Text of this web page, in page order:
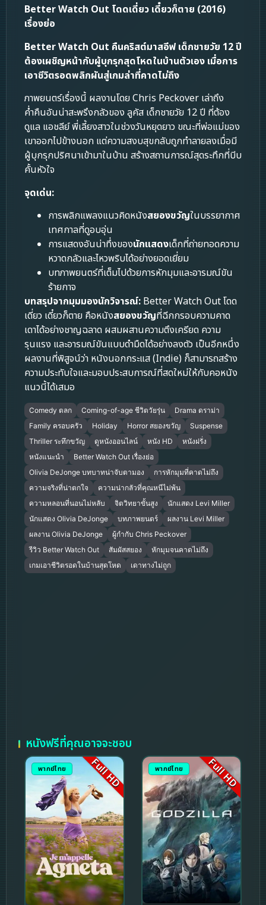
Better Watch Out โดดเดี่ยว เดี๋ยวก็ตาย (2016)
เรื่องย่อ
Better Watch Out คืนคริสต์มาสอีฟ เด็กชายวัย 12 ปี
ต้องเผชิญหน้ากับผู้บุกรุกสุดโหดในบ้านตัวเอง เมื่อการ
เอาชีวิตรอดพลิกผันสู่เกมล่าที่คาดไม่ถึง
ภาพยนตร์เรื่องนี้ ผลงานโดย Chris Peckover เล่าถึง
ค่ำคืนอันน่าสะพรึงกลัวของ ลูคัส เด็กชายวัย 12 ปี ที่ต้อง
ดูแล แอชลีย์ พี่เลี้ยงสาวในช่วงวันหยุดยาว ขณะที่พ่อแม่ของ
เขาออกไปข้างนอก แต่ความสงบสุขกลับถูกทำลายลงเมื่อมี
ผู้บุกรุกปริศนาเข้ามาในบ้าน สร้างสถานการณ์สุดระทึกที่บีบ
คั้นหัวใจ
จุดเด่น:
การพลิกแพลงแนวคิดหนังสยองขวัญในบรรยากาศ
เทศกาลที่ดูอบอุ่น
การแสดงอันน่าทึ่งของนักแสดงเด็กที่ถ่ายทอดความ
หวาดกลัวและไหวพริบได้อย่างยอดเยี่ยม
บทภาพยนตร์ที่เต็มไปด้วยการหักมุมและอารมณ์ขัน
ร้ายกาจ
บทสรุปจากมุมมองนักวิจารณ์: Better Watch Out โดด
เดี่ยว เดี๋ยวก็ตาย คือหนังสยองขวัญที่ฉีกกรอบความคาด
เดาได้อย่างชาญฉลาด ผสมผสานความตึงเครียด ความ
รุนแรง และอารมณ์ขันแบบดำมืดได้อย่างลงตัว เป็นอีกหนึ่ง
ผลงานที่พิสูจน์ว่า หนังนอกกระแส (Indie) ก็สามารถสร้าง
ความประทับใจและมอบประสบการณ์ที่สดใหม่ให้กับคอหนัง
แนวนี้ได้เสมอ
Comedy ตลก Coming-of-age ชีวิตวัยรุ่น
Drama ดราม่า
Family ครอบครัว
Holiday Horror สยองขวัญ
Suspense
Thriller ระทึกขวัญ
ดูหนังออนไลน์ หนัง HD
หนังฝรั่ง
หนังแนะนำ
Better Watch Out เรื่องย่อ
Olivia DeJonge บทบาทน่าจับตามอง
การหักมุมที่คาดไม่ถึง
ความจริงที่น่าตกใจ
ความน่ากลัวที่คุณหนีไม่พ้น
ความหลอนที่นอนไม่หลับ
จิตวิทยาขั้นสูง
นักแสดง Levi Miller
นักแสดง Olivia DeJonge
บทภาพยนตร์
ผลงาน Levi Miller
ผลงาน Olivia DeJonge
ผู้กำกับ Chris Peckover
รีวิว Better Watch Out
สัมผัสสยอง
หักมุมจนคาดไม่ถึง
เกมเอาชีวิตรอดในบ้านสุดโหด
เดาทางไม่ถูก
หนังฟรีที่คุณอาจจะชอบ
พากย์ไทย Full HD พากย์ไทย Full HD